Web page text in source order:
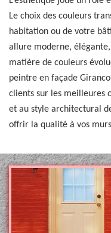
Le choix des couleurs
habitation ou de votre
allure moderne,
matière de couleurs
peintre en façade
clients sur les meilleures
et au style architectural
offrir la qualité à vos